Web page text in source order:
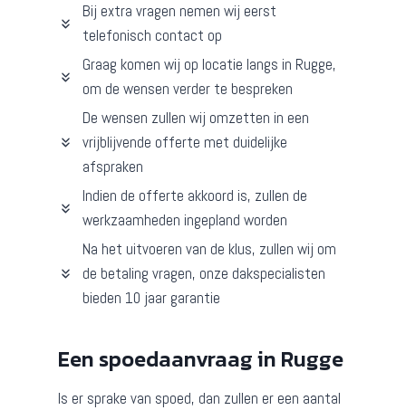
Bij extra vragen nemen wij eerst
telefonisch contact op
Graag komen wij op locatie langs in Rugge,
om de wensen verder te bespreken
De wensen zullen wij omzetten in een
vrijblijvende offerte met duidelijke
afspraken
Indien de offerte akkoord is, zullen de
werkzaamheden ingepland worden
Na het uitvoeren van de klus, zullen wij om
de betaling vragen, onze dakspecialisten
bieden 10 jaar garantie
Een spoedaanvraag in Rugge
Is er sprake van spoed, dan zullen er een aantal